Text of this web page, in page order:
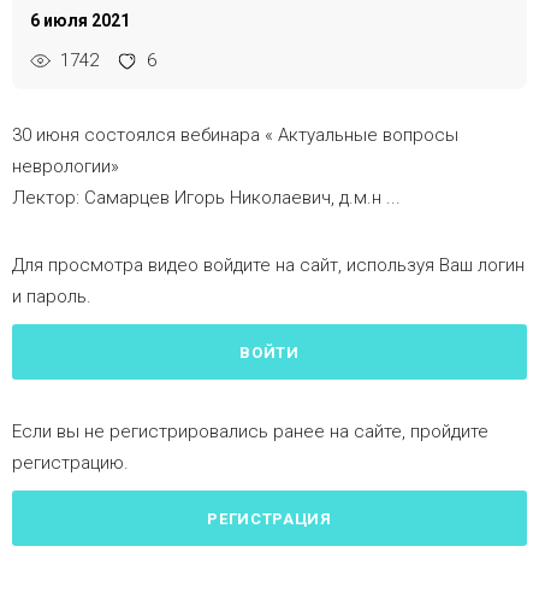
6 июля 2021
1742 6
30 июня состоялся вебинара « Актуальные вопросы
неврологии»
Лектор: Самарцев Игорь Николаевич, д.м.н ...
Для просмотра видео войдите на сайт, используя Ваш логин
и пароль.
ВОЙТИ
Если вы не регистрировались ранее на сайте, пройдите
регистрацию.
РЕГИСТРАЦИЯ